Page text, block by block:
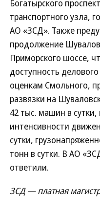
Богатырского
транспортного узла,
АО «ЗСД». Также
продолжение
Приморского шоссе,
доступность
оценкам Смольного,
развязки на
42 тыс. машин в
интенсивности
сутки,
тонн в сутки. В АО
ответили.
ЗСД — платная